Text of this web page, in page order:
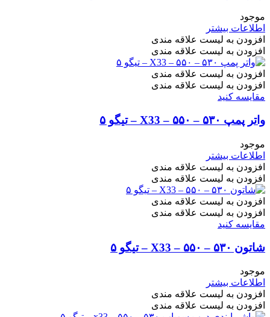
موجود
اطلاعات بیشتر
افزودن به لیست علاقه مندی
افزودن به لیست علاقه مندی
افزودن به لیست علاقه مندی
افزودن به لیست علاقه مندی
مقایسه کنید
واتر پمپ ۵۳۰ – ۵۵۰ – X33 – تیگو ۵
موجود
اطلاعات بیشتر
افزودن به لیست علاقه مندی
افزودن به لیست علاقه مندی
افزودن به لیست علاقه مندی
افزودن به لیست علاقه مندی
مقایسه کنید
شاتون ۵۳۰ – ۵۵۰ – X33 – تیگو ۵
موجود
اطلاعات بیشتر
افزودن به لیست علاقه مندی
افزودن به لیست علاقه مندی